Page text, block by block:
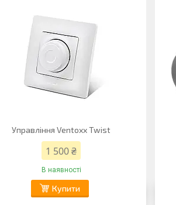
Управління Ventoxx Twist
1 500 ₴
В наявності
Купити